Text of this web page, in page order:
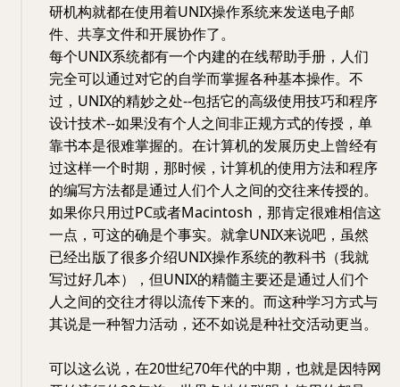
研机构就都在使用着UNIX操作系统来发送电子邮
件、共享文件和开展协作了。
每个UNIX系统都有一个内建的在线帮助手册，人们
完全可以通过对它的自学而掌握各种基本操作。不
过，UNIX的精妙之处--包括它的高级使用技巧和程序
设计技术--如果没有个人之间非正规方式的传授，单
靠书本是很难掌握的。在计算机的发展历史上曾经有
过这样一个时期，那时候，计算机的使用方法和程序
的编写方法都是通过人们个人之间的交往来传授的。
如果你只用过PC或者Macintosh，那肯定很难相信这
一点，可这的确是个事实。就拿UNIX来说吧，虽然
已经出版了很多介绍UNIX操作系统的教科书（我就
写过好几本），但UNIX的精髓主要还是通过人们个
人之间的交往才得以流传下来的。而这种学习方式与
其说是一种智力活动，还不如说是种社交活动更当。
可以这么说，在20世纪70年代的中期，也就是因特网